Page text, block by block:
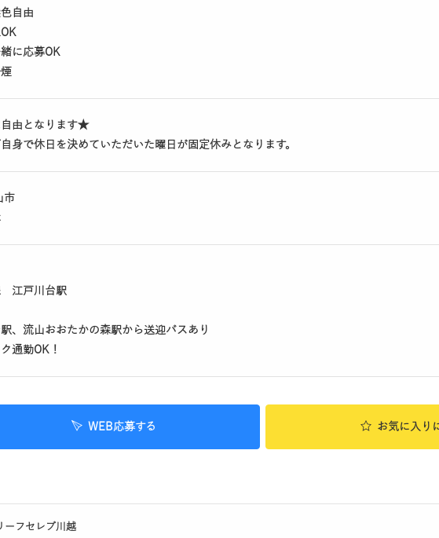
自由
に応募OK
由となります★
自身で休日を決めていただいた曜日が固定休みとなります。
市
江戸川台駅
、流山おおたかの森駅から送迎バスあり
通勤OK！
WEB応募する お気に入り
ーフセレブ川越